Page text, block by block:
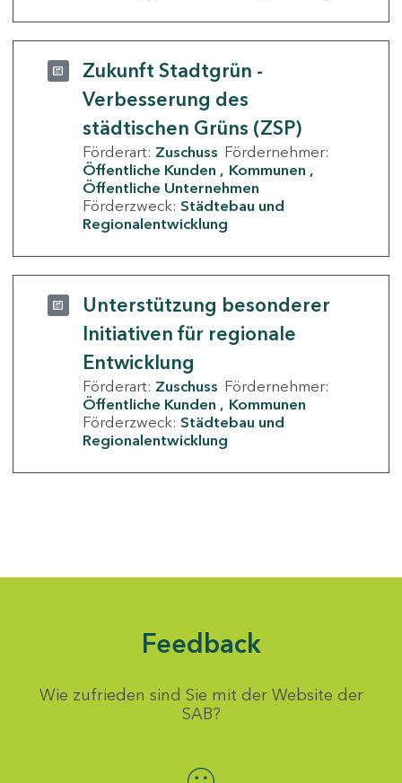
Zukunft Stadtgrün -
Verbesserung des
städtischen Grüns (ZSP)
Förderart: Zuschuss Fördernehmer:
Öffentliche Kunden
Kommunen
Öffentliche Unternehmen
Förderzweck: Städtebau und
Regionalentwicklung
Unterstützung besonderer
Initiativen für regionale
Entwicklung
Förderart: Zuschuss Fördernehmer:
Öffentliche Kunden
Kommunen
Förderzweck: Städtebau und
Regionalentwicklung
Feedback
Wie zufrieden sind Sie mit der Website der
SAB?
Bewertung auswählen